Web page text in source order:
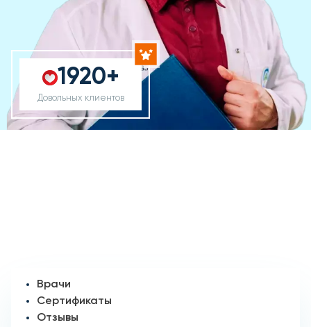
1920+
Довольных клиентов
Врачи
Сертификаты
Отзывы